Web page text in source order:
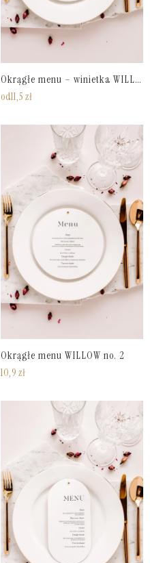
Okrągłe menu – winietka WILLOW
od11,5 zł
Okrągłe menu WILLOW no. 2
10,9 zł